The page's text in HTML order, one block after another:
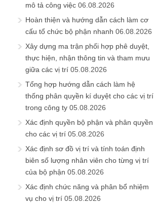
mô tả công việc 06.08.2026
Hoàn thiện và hướng dẫn cách làm cơ
cấu tổ chức bộ phận nhanh 06.08.2026
Xây dựng ma trận phối hợp phê duyệt,
thực hiện, nhận thông tin và tham mưu
giữa các vị trí 05.08.2026
Tổng hợp hướng dẫn cách làm hệ
thống phân quyền kí duyệt cho các vị trí
trong công ty 05.08.2026
Xác định quyền bộ phận và phân quyền
cho các vị trí 05.08.2026
Xác định sơ đồ vị trí và tính toán định
biên số lượng nhân viên cho từng vị trí
của bộ phận 05.08.2026
Xác định chức năng và phân bổ nhiệm
vụ cho vị trí 05.08.2026